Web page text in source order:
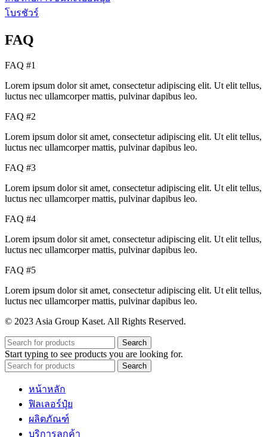
โบรชัวร์
FAQ
FAQ #1
Lorem ipsum dolor sit amet, consectetur adipiscing elit. Ut elit tellus,
luctus nec ullamcorper mattis, pulvinar dapibus leo.
FAQ #2
Lorem ipsum dolor sit amet, consectetur adipiscing elit. Ut elit tellus,
luctus nec ullamcorper mattis, pulvinar dapibus leo.
FAQ #3
Lorem ipsum dolor sit amet, consectetur adipiscing elit. Ut elit tellus,
luctus nec ullamcorper mattis, pulvinar dapibus leo.
FAQ #4
Lorem ipsum dolor sit amet, consectetur adipiscing elit. Ut elit tellus,
luctus nec ullamcorper mattis, pulvinar dapibus leo.
FAQ #5
Lorem ipsum dolor sit amet, consectetur adipiscing elit. Ut elit tellus,
luctus nec ullamcorper mattis, pulvinar dapibus leo.
© 2023 Asia Group Kaset. All Rights Reserved.
Search
Start typing to see products you are looking for.
Search
หน้าหลัก
ฟิลเลอร์ปุ๋ย
ผลิตภัณฑ์
บริการลูกค้า